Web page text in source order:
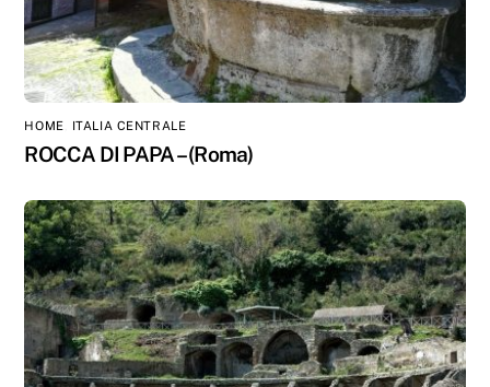
HOME ITALIA CENTRALE
ROCCA DI PAPA – (Roma)